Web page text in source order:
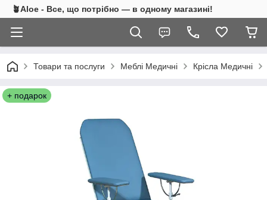
🪴Aloe - Все, що потрібно — в одному магазині!
Товари та послуги Меблі Медичні Крісла Медичні
+ подарок